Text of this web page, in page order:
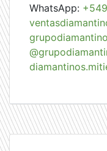
WhatsApp: